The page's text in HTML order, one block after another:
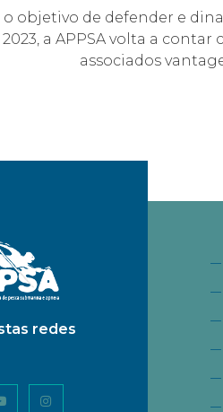
o objetivo de defender e
a APPSA volta a
associados
redes